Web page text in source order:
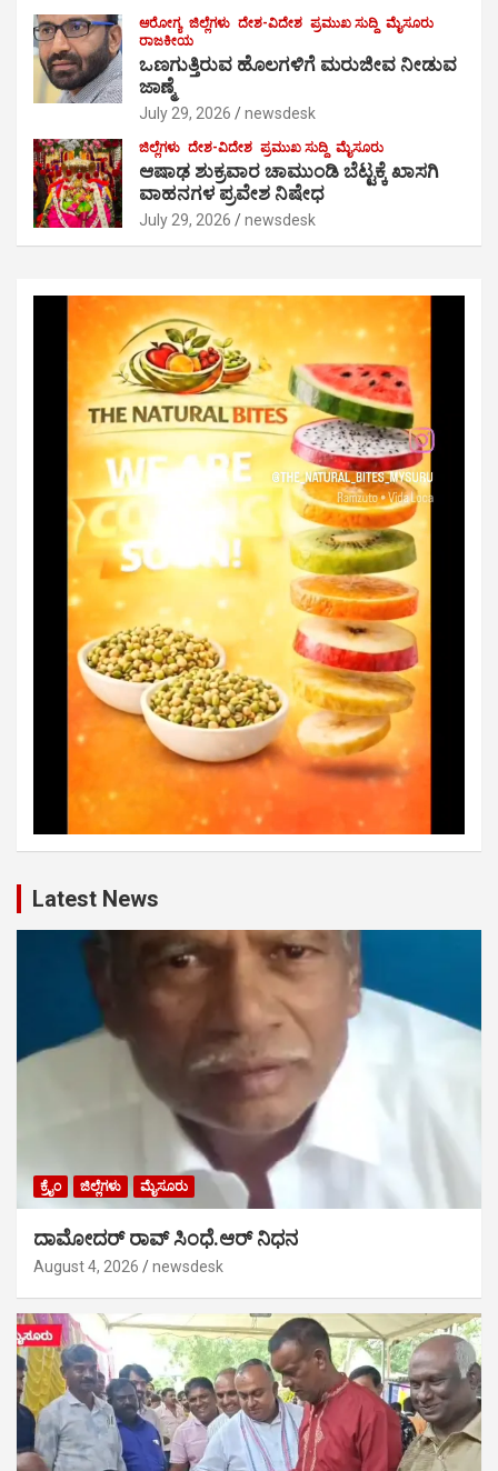
ಆರೋಗ್ಯ ಜಿಲ್ಲೆಗಳು ದೇಶ-ವಿದೇಶ ಪ್ರಮುಖ ಸುದ್ದಿ ಮೈಸೂರು
ರಾಜಕೀಯ
ಒಣಗುತ್ತಿರುವ ಹೊಲಗಳಿಗೆ ಮರುಜೀವ ನೀಡುವ
ಜಾಣ್ಮೆ
July 29, 2026 newsdesk
ಜಿಲ್ಲೆಗಳು ದೇಶ-ವಿದೇಶ ಪ್ರಮುಖ ಸುದ್ದಿ ಮೈಸೂರು
ಆಷಾಢ ಶುಕ್ರವಾರ ಚಾಮುಂಡಿ ಬೆಟ್ಟಕ್ಕೆ ಖಾಸಗಿ
ವಾಹನಗಳ ಪ್ರವೇಶ ನಿಷೇಧ
July 29, 2026 newsdesk
Latest News
ಕ್ರೈಂ ಜಿಲ್ಲೆಗಳು ಮೈಸೂರು
ದಾಮೋದರ್ ರಾವ್ ಸಿಂಧೆ.ಆರ್ ನಿಧನ
August 4, 2026 newsdesk